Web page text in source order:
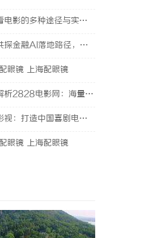
影的多种途径与实用攻略详解
落地路径，天创信用星图AI助力产业金融智能升级
眼镜 上海配眼镜
电影网：海量影视资源的优质观看平台
打造中国喜剧电影的新标杆与文化现象
眼镜 上海配眼镜